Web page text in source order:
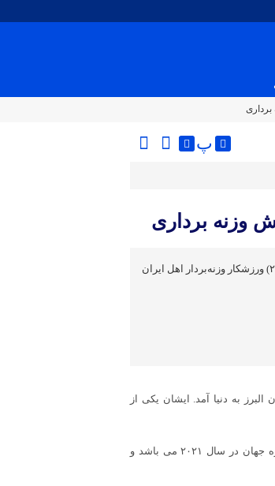
پ
وزنه برداری
میر مصطفی جوادی (زادهٔ ۲۲ ژوئن ۲۰۰۰) ورزشکار وزنه‌بردار اهل ایران
مصطفی جوادی در ۲ تیر ۱۳۷۹ در کرج استان البرز به دنیا آمد. ایشان یکی از
میرمصطفی جوادی دارنده مدال طلای بازی های همبستگی اسلامی و مدال نقره جهان در سال ۲۰۲۱ می باشد و